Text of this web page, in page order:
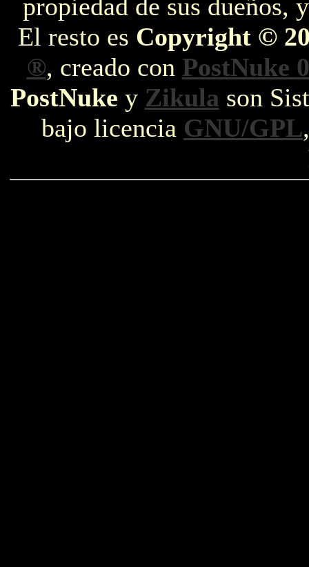
propiedad de sus dueños,
El resto es Copyright ©
®, creado con PostNuke
PostNuke y Zikula son
bajo licencia GNU/GPL